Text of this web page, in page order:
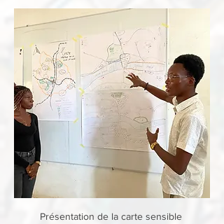
Présentation de la carte sensible